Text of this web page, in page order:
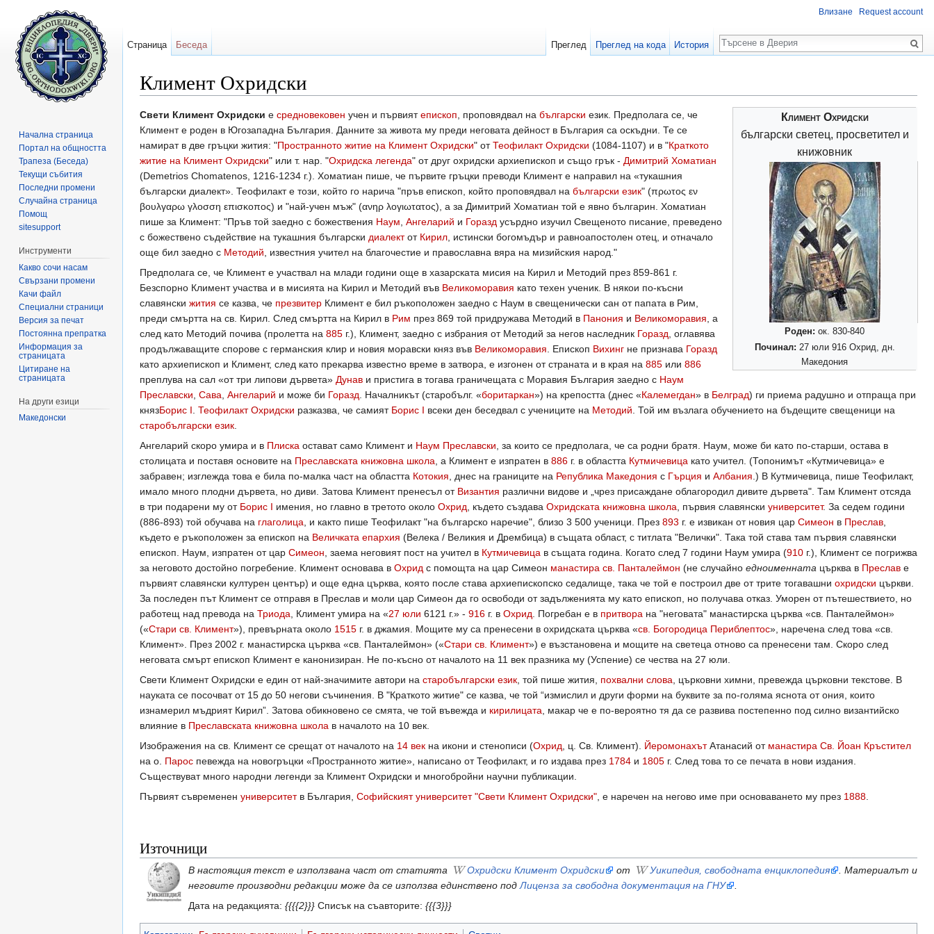
Климент Охридски
Климент Охридски
български светец, просветител и
книжовник
Роден: ок. 830-840
Починал: 27 юли 916 Охрид, дн.
Македония
Свети Климент Охридски е средновековен учен и първиятепископ, проповядвал на български език. Предполага се, че
Климент е роден в Югозападна България. Данните за живота му преди неговата дейност в България са оскъдни. Те се
намират в две гръцки жития: "Пространното житие на Климент Охридски" отТеофилакт Охридски (1084-1107) и в "Краткото
житие на Климент Охридски" или т. нар. "Охридска легенда" от друг охридски архиепископ и също грък - Димитрий Хоматиан
(Demetrios Chomatenos, 1216-1234 г.). Хоматиан пише, че първите гръцки преводи Климент е направил на «тукашния
български диалект». Теофилакт е този, който го нарича "пръв епископ, който проповядвал на български език" (πρωτος εν
βουλγαρω γλοσση επισκοπος) и "най-учен мъж" (ανηρ λογιωτατος), а за Димитрий Хоматиан той е явно българин. Хоматиан
пише за Климент: "Пръв той заедно с божествения Наум, Ангеларий и Горазд усърдно изучил Свещеното писание, преведено
с божествено съдействие на тукашния български диалектот Кирил, истински богомъдър и равноапостолен отец, и отначало
още бил заедно с Методий, известния учител на благочестие и православна вяра на мизийския народ."
Предполага се, че Климент е участвал на млади години още в хазарската мисия на Кирил и Методий през 859-861 г.
Безспорно Климент участва и в мисията на Кирил и Методий във Великоморавия като техен ученик. В някои по-късни
славянски жития се казва, че презвитер Климент е бил ръкоположен заедно с Наум в свещенически сан от папата в Рим,
преди смъртта на св. Кирил. След смъртта на Кирил в Рим през 869 той придружава Методий в Панония и Великоморавия, а
след като Методий почива (пролетта на 885 г.), Климент, заедно с избрания от Методий за негов наследник Горазд, оглавява
продължаващите спорове с германския клир и новия моравски княз във Великоморавия. Епископ Вихинг не признава Горазд
като архиепископ и Климент, след като прекарва известно време в затвора, е изгонен от страната и в края на 885 или 886
преплува на сал «от три липови дървета» Дунав и пристига в тогава граничещата с Моравия България заедно с Наум
Преславски, Сава, Ангеларий и може би Горазд. Началникът (старобълг. «боритаркан») на крепостта (днес «Калемегдан» в Белград) ги приема радушно и отпраща при
князБорис I. Теофилакт Охридски разказва, че самият Борис I всеки ден беседвал с учениците на Методий. Той им възлага обучението на бъдещите свещеници на
старобългарски език.
Ангеларий скоро умира и в Плиска остават само Климент и Наум Преславски, за които се предполага, че са родни братя. Наум, може би като по-старши, остава в
столицата и поставя основите на Преславската книжовна школа, а Климент е изпратен в 886 г. в областта Кутмичевица като учител. (Топонимът «Кутмичевица» е
забравен; изглежда това е била по-малка част на областта Котокия, днес на границите на Република Македония с Гърция и Албания.) В Кутмичевица, пише Теофилакт,
имало много плодни дървета, но диви. Затова Климент пренесъл от Византия различни видове и „чрез присаждане облагородил дивите дървета". Там Климент отсяда
в три подарени му от Борис I имения, но главно в третото около Охрид, където създава Охридската книжовна школа, първия славянски университет. За седем години
(886-893) той обучава на глаголица, и както пише Теофилакт "на българско наречие", близо 3 500 ученици. През 893 г. е извикан от новия цар Симеон в Преслав,
където е ръкоположен за епископ на Величката епархия (Велека / Великия и Дрембица) в същата област, с титлата "Велички". Така той става там първия славянски
епископ. Наум, изпратен от цар Симеон, заема неговият пост на учител в Кутмичевица в същата година. Когато след 7 години Наум умира (910 г.), Климент се погрижва
за неговото достойно погребение. Климент основава в Охрид с помощта на цар Симеон манастира св. Панталеймон (не случайно едноименната църква в Преслав е
първият славянски културен център) и още една църква, която после става архиепископско седалище, така че той е построил две от трите тогавашни охридски църкви.
За последен път Климент се отправя в Преслав и моли цар Симеон да го освободи от задълженията му като епископ, но получава отказ. Уморен от пътешествието, но
работещ над превода на Триода, Климент умира на «27 юли 6121 г.» - 916 г. в Охрид. Погребан е в притвора на "неговата" манастирска църква «св. Панталеймон»
(«Стари св. Климент»), превърната около 1515 г. в джамия. Мощите му са пренесени в охридската църква «св. Богородица Периблептос», наречена след това «св.
Климент». През 2002 г. манастирска църква «св. Панталеймон» («Стари св. Климент») е възстановена и мощите на светеца отново са пренесени там. Скоро след
неговата смърт епископ Климент е канонизиран. Не по-късно от началото на 11 век празника му (Успение) се чества на 27 юли.
Свети Климент Охридски е един от най-значимите автори на старобългарски език, той пише жития, похвални слова, църковни химни, превежда църковни текстове. В
науката се посочват от 15 до 50 негови съчинения. В "Краткото житие" се казва, че той “измислил и други форми на буквите за по-голяма яснота от ония, които
изнамерил мъдрият Кирил”. Затова обикновено се смята, че той въвежда и кирилицата, макар че е по-вероятно тя да се развива постепенно под силно византийско
влияние в Преславската книжовна школа в началото на 10 век.
Изображения на св. Климент се срещат от началото на 14 век на икони и стенописи (Охрид, ц. Св. Климент). ЙеромонахътАтанасий от манастира Св. Йоан Кръстител
на о. Парос певежда на новогръцки «Пространното житие», написано от Теофилакт, и го издава през 1784 и 1805 г. След това то се печата в нови издания.
Съществуват много народни легенди за Климент Охридски и многобройни научни публикации.
Първият съвременен университетв България, Софийският университет "Свети Климент Охридски", е наречен на негово име при основаването му през 1888.
Източници
В настоящия текст е използвана част от статията Охридски Климент Охридски от Уикипедия, свободната енциклопедия
. Материалът и
неговите производни редакции може да се използва единствено под Лиценза за свободна документация на ГНУ
Дата на редакцията: {{{{2}}}Списък на съавторите: {{{3}}}
Влизане Request account
Страница Беседа Преглед Преглед на кода История
Търсене
Начална страница
Портал на общността
Трапеза (Беседа)
Текущи събития
Последни промени
Случайна страница
Помощ
sitesupport
Инструменти
Какво сочи насам
Свързани промени
Качи файл
Специални страници
Версия за печат
Постоянна препратка
Информация за
страницата
Цитиране на
страницата
На други езици
Македонски